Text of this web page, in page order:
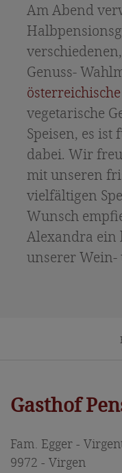
Am Abend
Genuss-
vegetarische
Speisen, es ist
dabei. Wir
mit unseren
vielfältigen
Wunsch
Alexandra ein
unserer Wein-
Gasthof
Fam. Egger -
9972 - Virgen